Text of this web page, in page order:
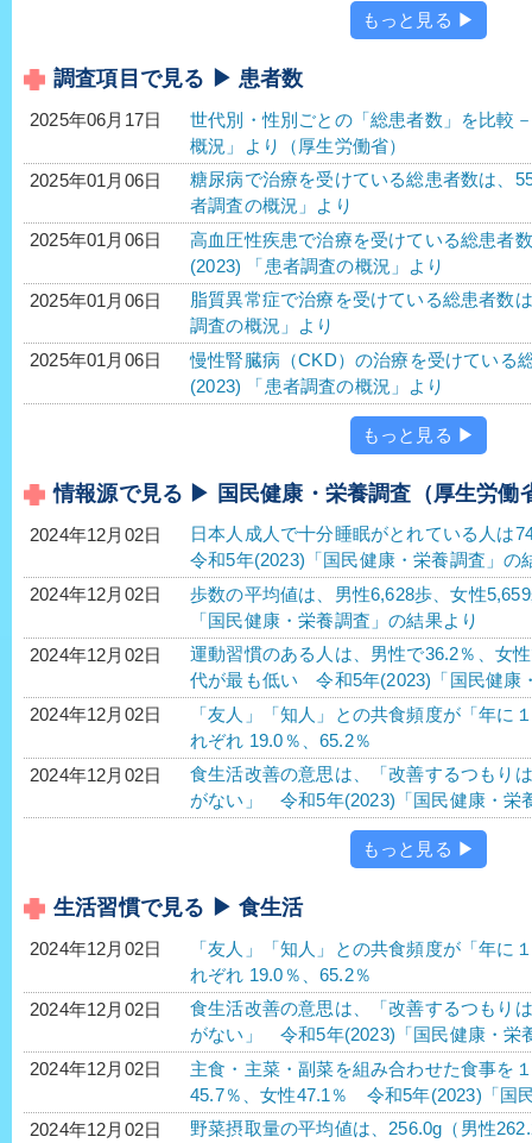
もっと見る ▶
調査項目で見る ▶ 患者数
2025年06月17日
世代別・性別ごとの「総患者数」を比較
概況」より（厚生労働省）
2025年01月06日
糖尿病で治療を受けている総患者数は
者調査の概況」より
2025年01月06日
高血圧性疾患で治療を受けている総患者
(2023) 「患者調査の概況」より
2025年01月06日
脂質異常症で治療を受けている総患者数
調査の概況」より
2025年01月06日
慢性腎臓病（CKD）の治療を受けてい
(2023) 「患者調査の概況」より
もっと見る ▶
情報源で見る ▶ 国民健康・栄養調査（厚生労働
2024年12月02日
日本人成人で十分睡眠がとれている人
令和5年(2023)「国民健康・栄養調査」の
2024年12月02日
歩数の平均値は、男性6,628歩、女性
「国民健康・栄養調査」の結果より
2024年12月02日
運動習慣のある人は、男性で36.2％、女
代が最も低い 令和5年(2023)「国民健康
2024年12月02日
「友人」「知人」との共食頻度が「年に
れぞれ 19.0％、65.2％
2024年12月02日
食生活改善の意思は、「改善するつもり
がない」 令和5年(2023)「国民健康・栄
もっと見る ▶
生活習慣で見る ▶ 食生活
2024年12月02日
「友人」「知人」との共食頻度が「年に
れぞれ 19.0％、65.2％
2024年12月02日
食生活改善の意思は、「改善するつもり
がない」 令和5年(2023)「国民健康・栄
2024年12月02日
主食・主菜・副菜を組み合わせた食事を
45.7％、女性47.1％ 令和5年(2023)「国
2024年12月02日
野菜摂取量の平均値は、256.0g（男性